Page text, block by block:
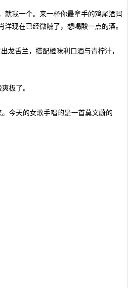
我一个。来一杯你最拿手的鸡尾酒玛
洋现在已经微醺了，想喝酸一点的酒。
舌兰，搭配橙味利口酒与青柠汁，
极了。
天的女歌手唱的是一首莫文蔚的